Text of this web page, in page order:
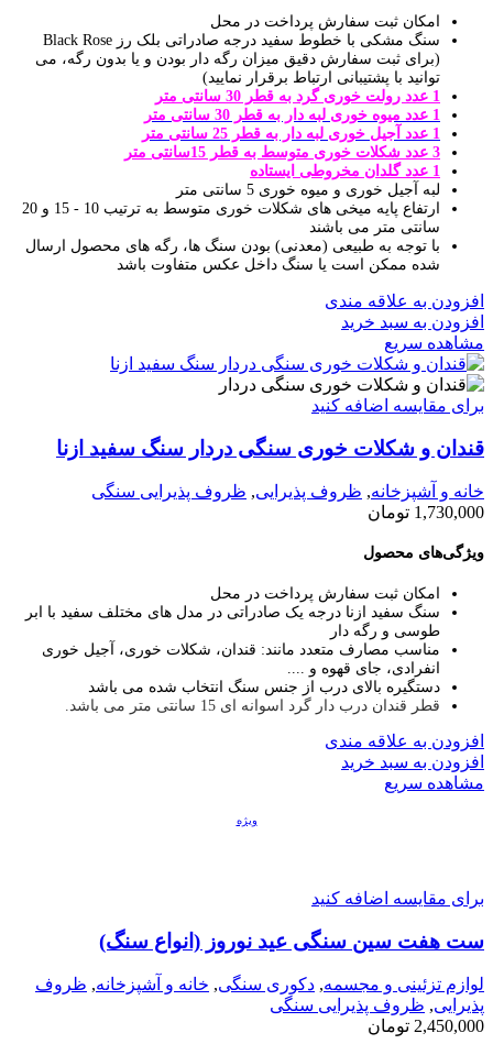
امکان ثبت سفارش پرداخت در محل
سنگ مشکی با خطوط سفید درجه صادراتی بلک رز Black Rose
(برای ثبت سفارش دقیق میزان رگه دار بودن و یا بدون رگه، می
توانید با پشتیبانی ارتباط برقرار نمایید)
1 عدد رولت خوری گرد به قطر 30 سانتی متر
1 عدد میوه خوری لبه دار به قطر 30 سانتی متر
1 عدد آجیل خوری لبه دار به قطر 25 سانتی متر
3 عدد شکلات خوری متوسط به قطر 15سانتی متر
1 عدد گلدان مخروطی ایستاده
لبه آجیل خوری و میوه خوری 5 سانتی متر
ارتفاع پایه میخی های شکلات خوری متوسط به ترتیب 10 - 15 و 20
سانتی متر می باشند
با توجه به طبیعی (معدنی) بودن سنگ ها، رگه های محصول ارسال
شده ممکن است یا سنگ داخل عکس متفاوت باشد
افزودن به علاقه مندی
افزودن به سبد خرید
مشاهده سریع
برای مقایسه اضافه کنید
قندان و شکلات خوری سنگی دردار سنگ سفید ازنا
خانه و آشپزخانه, ظروف پذیرایی, ظروف پذیرایی سنگی
1,730,000 تومان
ویژگی‌های محصول
امکان ثبت سفارش پرداخت در محل
سنگ سفید ازنا درجه یک صادراتی در مدل های مختلف سفید با ابر
طوسی و رگه دار
مناسب مصارف متعدد مانند: قندان، شکلات خوری، آجیل خوری
انفرادی، جای قهوه و ....
دستگیره بالای درب از جنس سنگ انتخاب شده می باشد
قطر قندان درب دار گرد اسوانه ای 15 سانتی متر می باشد.
افزودن به علاقه مندی
افزودن به سبد خرید
مشاهده سریع
ویژه
برای مقایسه اضافه کنید
ست هفت سین سنگی عید نوروز (انواع سنگ)
لوازم تزئینی و مجسمه, دکوری سنگی, خانه و آشپزخانه, ظروف
پذیرایی, ظروف پذیرایی سنگی
2,450,000 تومان